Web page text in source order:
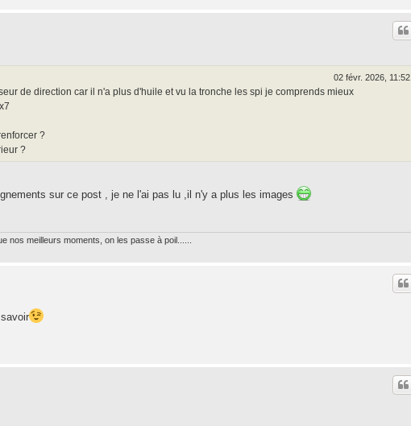
02 févr. 2026, 11:52
de direction car il n'a plus d'huile et vu la tronche les spi je comprends mieux
?
?
sur ce post , je ne l'ai pas lu ,il n'y a plus les images
nos meilleurs moments, on les passe à poil......